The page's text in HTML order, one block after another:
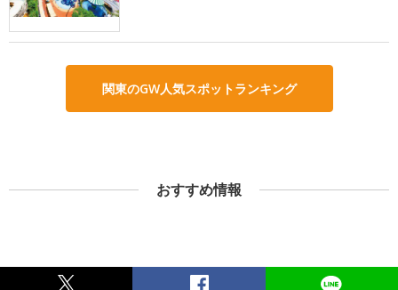
関東のGW人気スポットランキング
おすすめ情報